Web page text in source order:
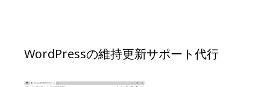
WordPressの維持更新サポート代行